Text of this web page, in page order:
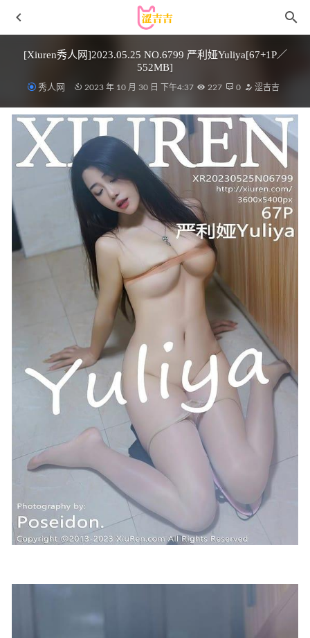
[Xiuren秀人网]2023.05.25 NO.6799 严利娅Yuliya[67+1P／
552MB]
秀人网 2023 年 10 月 30 日 下午4:37 227 0 涩吉吉
UGirls尤果网 爱尤物专辑 – No.1501 彩虹糖 小甜甜
2022-11-24
九言 – NO.78 2月月票2 [40P-13MB]VIP 2026-03-04
[微密圈]铁锤姐姐 – 黑与红[31P7V-264M] 2025-04-18
[XIUREN秀人网]2022.02.15 VOL.4583 尹甜甜[56+1P／
2023-01-03
Azami – NO.087 2B Gantz[38P-169MB]
2022-07-03